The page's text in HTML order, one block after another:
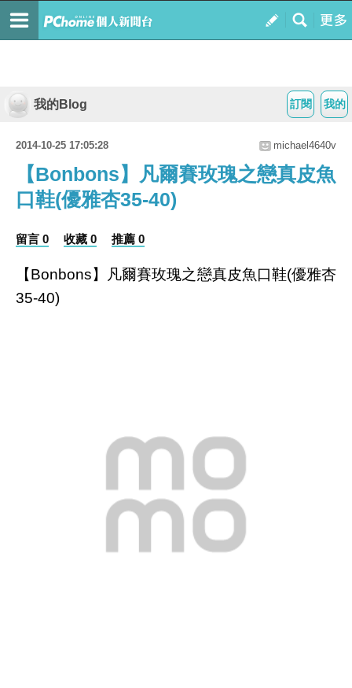
我的
訂閱
我的Blog
2014-10-25 17:05:28 michael4640v
【Bonbons】凡爾賽玫瑰之戀真皮魚
口鞋(優雅杏35-40)
留言 0 收藏 0 推薦 0
【Bonbons】凡爾賽玫瑰之戀真皮魚口鞋(優雅杏
35-40)